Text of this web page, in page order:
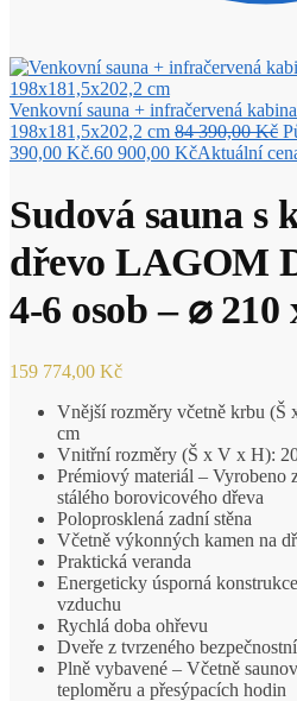
Venkovní sauna + infračervená
198x181,5x202,2 cm 84 390,00Kč
390,00 Kč.60 900,00 KčAktuální
Sudová sauna s
dřevo LAGOM
4-6 osob – ⌀ 210
159 774,00 Kč
Vnější rozměry včetně krbu
cm
Vnitřní rozměry (Š x V x H):
Prémiový materiál – Vyrobeno
stálého borovicového dřeva
Poloprosklená zadní stěna
Včetně výkonných kamen na
Praktická veranda
Energeticky úsporná
vzduchu
Rychlá doba ohřevu
Dveře z tvrzeného
Plně vybavené – Včetně
teploměru a přesýpacích hodin